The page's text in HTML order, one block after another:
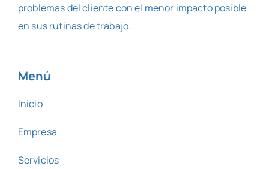
problemas del cliente con el menor impacto posible
en sus rutinas de trabajo.
Menú
Inicio
Empresa
Servicios